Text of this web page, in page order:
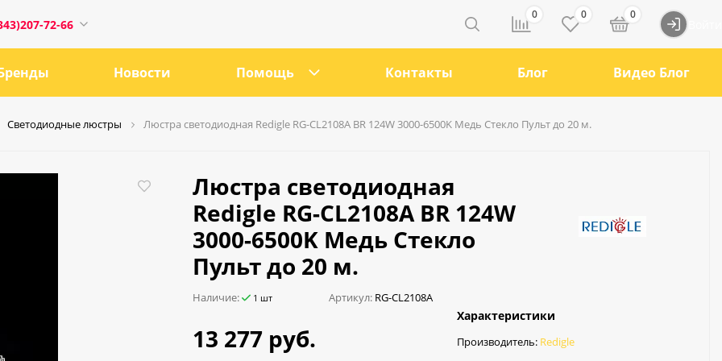
72-66
21
0 0 0
Новости Помощь Контакты Блог Видео Блог
Светодиодные люстры Люстра светодиодная Redigle RG-CL2108A BR 124W 3000-6500K Медь Стекло Пульт до 20 м.
Люстра светодиодная
Redigle RG-CL2108A BR 124W
3000-6500K Медь Стекло
Пульт до 20 м.
Наличие: 1 шт Артикул: RG-CL2108A
13 277 руб.
Характеристики
Производитель: Redigle